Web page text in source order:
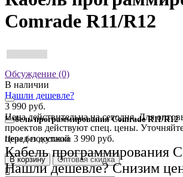
Comrade R11/R12
Обсуждение (0)
Кабель программирования Comrade R11/R12
Цена без доставки 3 990 руб.
Кабель программирования
Нашли дешевле? Снизим
В наличии
Нашли дешевле?
3 990 руб.
Цена действительна на сегодня. Для
проектов действуют спец. цены.
перед покупкой
В корзину Оптовая скидка